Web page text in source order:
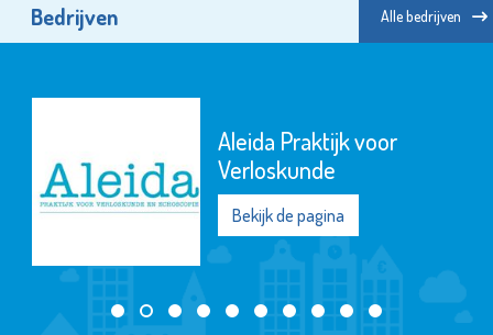
Bedrijven Alle bedrijven
Aleida Praktijk voor
Verloskunde
Bekijk de pagina